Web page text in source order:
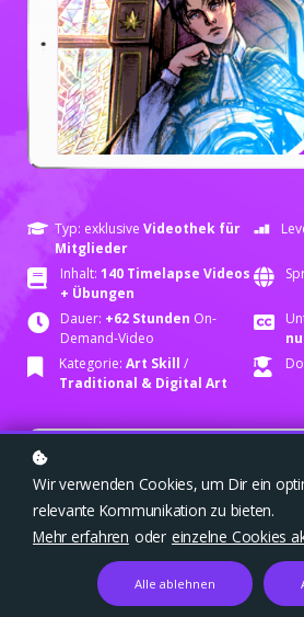
Typ: exklusiveVideothek für
Mitglieder
Inhalt: 140 Timelapse Videos
+ Übungen
Dauer: +62 Stunden On-
Demand-Video
Kategorie: Art Skill /
Traditional & Digital Art
ÜBERBLICK
Lass dich von exklusiven
(Zeitraffer) inspirieren und
Workfows Schritt für Schritt –
Skizze bis zum fertigen
Wir verwenden Cookies, um Dir ein
relevante Kommunikation zu bieten.
Mehr erfahren oder einzelne Cookies
Alle ablehnen